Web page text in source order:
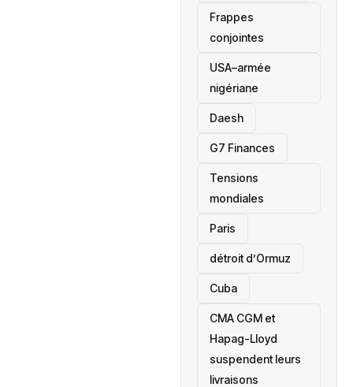
Frappes
conjointes
USA–armée
nigériane
Daesh
‎G7 Finances
Tensions
mondiales
Paris
détroit d’Ormuz
‎Cuba
CMA CGM et
Hapag-Lloyd
suspendent leurs
livraisons